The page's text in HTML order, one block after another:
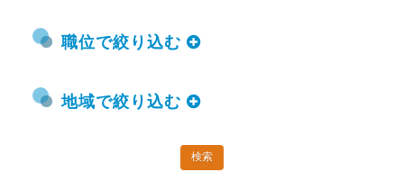
職位で絞り込む
地域で絞り込む